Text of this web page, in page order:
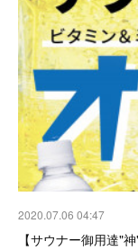
2020.07.06 04:47
【サウナー御用達"